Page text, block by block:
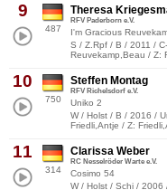
9
487
Theresa
RFV Paderborn e.V.
I'm Gracious
S / Z.Rpf / B / 2011 /
Reuvekamp,Beau / Z:
10
750
Steffen Montag
RFV Richelsdorf e.V.
Uniko 2
W / Holst / B / 2016 /
Friedli,Antje / Z:
11
314
Clarissa Weber
RC Nesselröder Warte e.V.
Cosimo 54
W / Holst / Schi / 2006